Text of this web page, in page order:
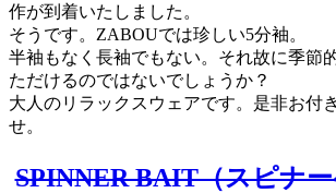
作が到着いたしました。
そうです。ZABOUでは珍しい5分袖。
半袖もなく長袖でもない。それ故に季節
ただけるのではないでしょうか？
大人のリラックスウェアです。是非お付
せ。
SPINNER BAIT（スピナ